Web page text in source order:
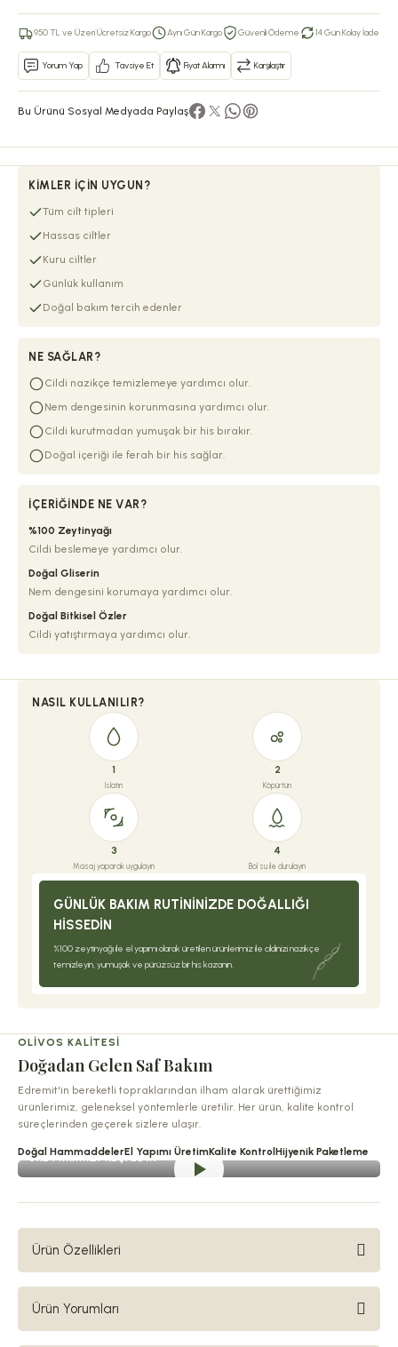
950 TL ve Üzeri Ücretsiz Kargo Aynı Gün Kargo Güvenli Ödeme 14 Gün Kolay İade
Yorum Yap Tavsiye Et Fiyat Alarmı Karşılaştır
Bu Ürünü Sosyal Medyada Paylaş
KIMLER İÇIN UYGUN?
Tüm cilt tipleri
Hassas ciltler
Kuru ciltler
Günlük kullanım
Doğal bakım tercih edenler
NE SAĞLAR?
Cildi nazikçe temizlemeye yardımcı olur.
Nem dengesinin korunmasına yardımcı olur.
Cildi kurutmadan yumuşak bir his bırakır.
Doğal içeriği ile ferah bir his sağlar.
İÇERIĞINDE NE VAR?
%100 Zeytinyağı
Cildi beslemeye yardımcı olur.
Doğal Gliserin
Nem dengesini korumaya yardımcı olur.
Doğal Bitkisel Özler
Cildi yatıştırmaya yardımcı olur.
NASIL KULLANILIR?
1
Islatın
2
Köpürtün
3
Masaj yaparak uygulayın
4
Bol su ile durulayın
GÜNLÜK BAKIM RUTININIZDE DOĞALLIĞI
HISSEDIN
%100 zeytinyağı ile el yapımı olarak üretilen ürünlerimiz ile cildinizi nazikçe
temizleyin, yumuşak ve pürüzsüz bir his kazanın.
OLIVOS KALITESI
Doğadan Gelen Saf Bakım
Edremit'in bereketli topraklarından ilham alarak ürettiğimiz
ürünlerimiz, geleneksel yöntemlerle üretilir. Her ürün, kalite kontrol
süreçlerinden geçerek sizlere ulaşır.
Doğal HammaddelerEl Yapımı ÜretimKalite Kontrol Hijyenik Paketleme
ÜRETIMIMIZI KEŞFEDIN
Ürün Özellikleri
Olivos Poseidon Mist | Bergamot
Kokulu Sıvı El Sabunu – %100 Doğal
Ürün Yorumları